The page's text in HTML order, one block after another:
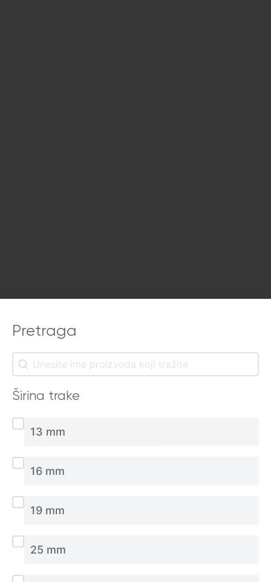
Pretraga
Pretraga
Pretraga
Širina trake
Širina trake
13 mm
16 mm
19 mm
25 mm